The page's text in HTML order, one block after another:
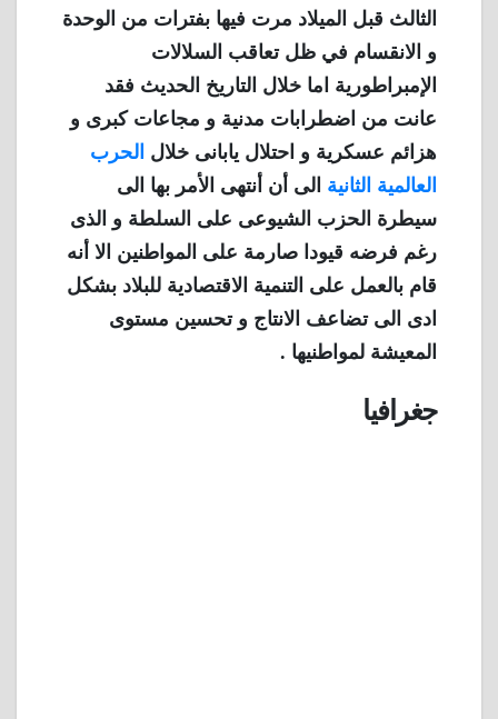
الثالث قبل الميلاد مرت فيها بفترات من الوحدة
و الانقسام في ظل تعاقب السلالات
الإمبراطورية اما خلال التاريخ الحديث فقد
عانت من اضطرابات مدنية و مجاعات كبرى و
هزائم عسكرية و احتلال يابانى خلال الحرب
العالمية الثانية الى أن أنتهى الأمر بها الى
سيطرة الحزب الشيوعى على السلطة و الذى
رغم فرضه قيودا صارمة على المواطنين الا أنه
قام بالعمل على التنمية الاقتصادية للبلاد بشكل
ادى الى تضاعف الانتاج و تحسين مستوى
المعيشة لمواطنيها .
جغرافيا